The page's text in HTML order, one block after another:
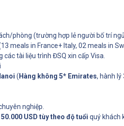
phòng (trường hợp lẻ người bố trí
meals in France+ Italy, 02 meals in
tài liệu trình ĐSQ xin cấp Visa.
( Hàng không 5* Emirates, hành lý
nghiệp.
50.000 USD tùy theo độ tuổi quý khách